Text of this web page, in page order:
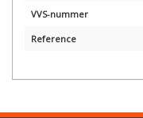
VVS-nummer
Reference